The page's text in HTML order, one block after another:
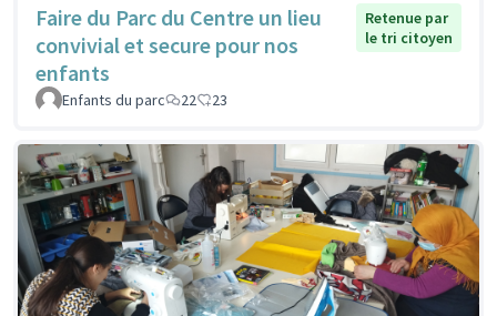
Faire du Parc du Centre un lieu
convivial et secure pour nos
enfants
Retenue par
le tri citoyen
Enfants du parc 22 23